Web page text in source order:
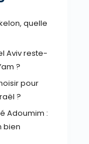
quelle
Aviv reste-
?
pour
?
Adoumim :
bien